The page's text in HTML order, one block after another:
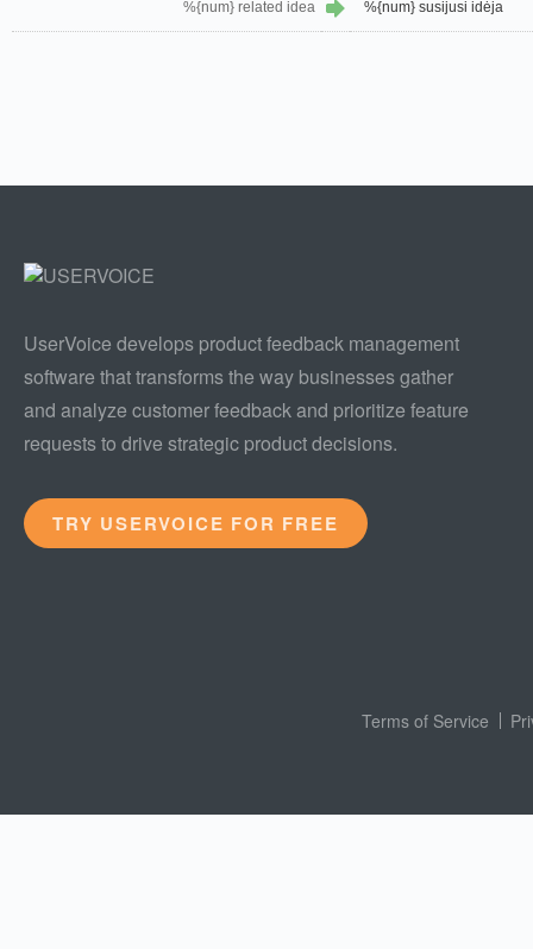
%{num} related idea %{num} susijusi idėja
UserVoice develops product feedback management
software that transforms the way businesses gather
and analyze customer feedback and prioritize feature
requests to drive strategic product decisions.
TRY USERVOICE FOR FREE
Terms of Service